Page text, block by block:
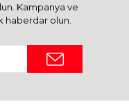
Kampanya ve
haberdar olun.